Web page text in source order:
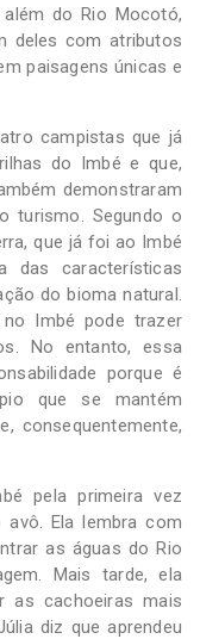
além do Rio Mocotó,
deles com atributos
paisagens únicas e
campistas que já
do Imbé e que,
demonstraram
turismo. Segundo o
que já foi ao Imbé
das características
do bioma natural.
Imbé pode trazer
No entanto, essa
porque é
que se mantém
consequentemente,
pela primeira vez
avô. Ela lembra com
as águas do Rio
Mais tarde, ela
as cachoeiras mais
diz que aprendeu